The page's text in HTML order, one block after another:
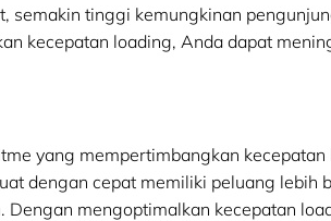
semakin tinggi kemungkinan
kecepatan loading, Anda dapat
yang mempertimbangkan
dengan cepat memiliki peluang lebih
mengoptimalkan kecepatan